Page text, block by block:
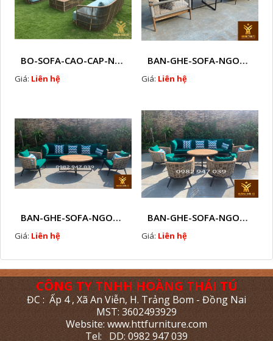
BO-SOFA-CAO-CAP-NHUA-GIA-MAY-HTT - S88
Giá: Liên hệ
BAN-GHE-SOFA-NGOAI-TROI-GIA-MAY-KN12
Giá: Liên hệ
BAN-GHE-SOFA-NGOAI-TROI-GIA-MAY-KN11
Giá: Liên hệ
BAN-GHE-SOFA-NGOAI-TROI-GIA-MAY-KN10
Giá: Liên hệ
CÔNG TY TNHH HOÀNG THÁI TÚ
ĐC : Ấp 4 , Xã An Viễn, H. Trảng Bom - Đồng Nai
MST: 3602493929
Website: www.httfurniture.com
Tel: DD: 0982 947 039